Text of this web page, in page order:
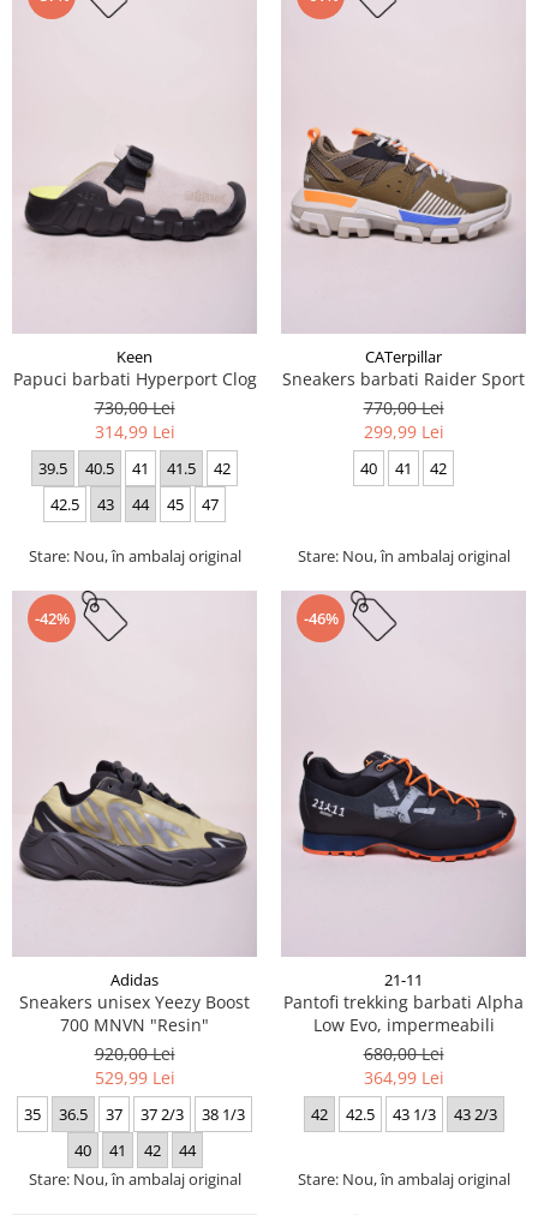
Keen
Papuci barbati Hyperport Clog
730,00 Lei
314,99 Lei
39.5 40.5 41 41.5
42
42.5
43 44 45 47
Stare: Nou, în ambalaj original
CATerpillar
Sneakers barbati Raider Sport
770,00 Lei
299,99 Lei
40 41 42
Stare: Nou, în ambalaj original
-42%
Adidas
Sneakers unisex Yeezy Boost
700 MNVN "Resin"
920,00 Lei
529,99 Lei
35 36.5 37 37 2/3
38 1/3
40
41 42
44
Stare: Nou, în ambalaj original
-46%
21-11
Pantofi trekking barbati Alpha
Low Evo, impermeabili
680,00 Lei
364,99 Lei
42 42.5 43 1/3 43 2/3
Stare: Nou, în ambalaj original